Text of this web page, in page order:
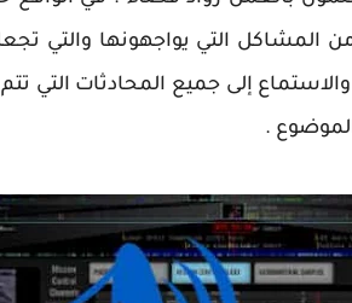
من المشاكل التي يواجهونها
إلى جميع المحادثات التي
.